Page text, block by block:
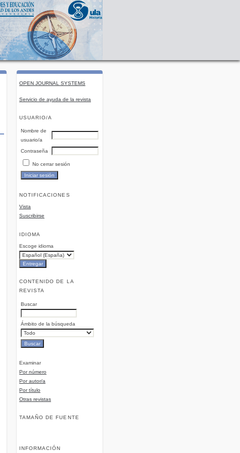
OPEN JOURNAL SYSTEMS
Servicio de ayuda de la revista
USUARIO/A
Nombre de
usuario/a
Contraseña
No cerrar sesión
NOTIFICACIONES
Vista
Suscribirse
IDIOMA
Escoge idioma
CONTENIDO DE LA
REVISTA
Buscar
Ámbito de la búsqueda
Examinar
Por número
Por autor/a
Por título
Otras revistas
TAMAÑO DE FUENTE
INFORMACIÓN